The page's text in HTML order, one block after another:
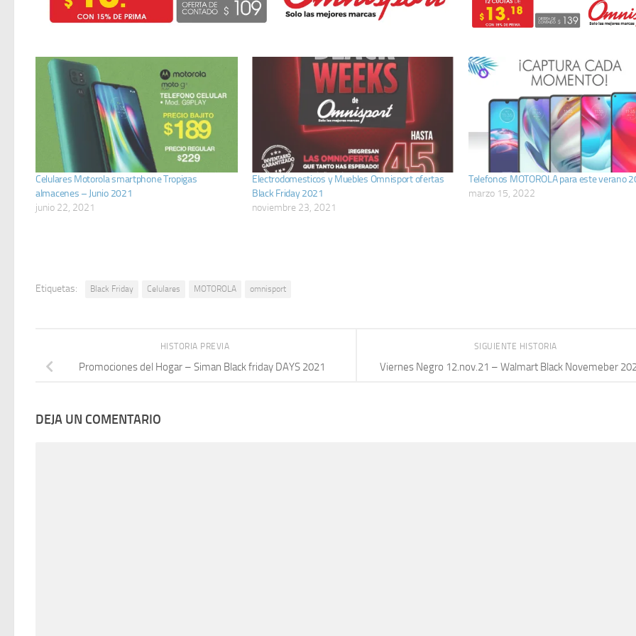
Celulares Motorola smartphone Tropigas
almacenes – Junio 2021
junio 22, 2021
Electrodomesticos y Muebles Omnisport ofertas
Black Friday 2021
noviembre 23, 2021
Telefonos MOTOROLA para este verano
marzo 15, 2022
Etiquetas: Black Friday Celulares MOTOROLA omnisport
SIGUIENTE HISTORIA
Viernes Negro 12.nov.21 – Walmart Black Novemeber
HISTORIA PREVIA
Promociones del Hogar – Siman Black friday DAYS 2021
DEJA UN COMENTARIO